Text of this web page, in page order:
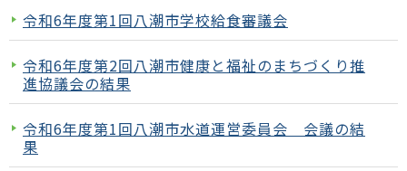
令和6年度第1回八潮市学校給食審議会
令和6年度第2回八潮市健康と福祉のまちづくり推
進協議会の結果
令和6年度第1回八潮市水道運営委員会 会議の結
果